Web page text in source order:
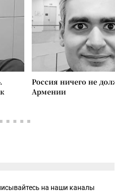
Россия ничего не
Армении
на наши каналы